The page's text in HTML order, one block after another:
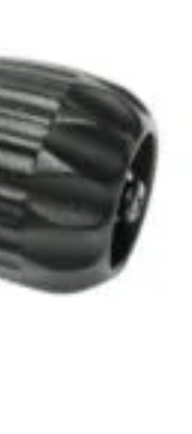
Contact
Bricolando.ro este o marca
inregistrata a societatii:
KALKI DRIM MAGAZIN S.R.L.
CUI: RO42565965
Reg. Com.: J39/335/2020
Adresa: Str. Măgura 57F
Localitate: FOCSANI, VRANCEA
contact:0737 478 238